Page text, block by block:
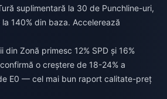
suplimentară la 30 de Punchline-uri,
140% din baza. Accelerează
din Zonă primesc 12% SPD și 16%
o creștere de 18-24% a
E0 — cel mai bun raport calitate-preț